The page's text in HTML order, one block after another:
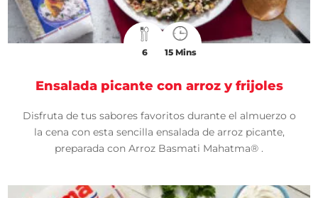
6 15 Mins
Ensalada picante con arroz y frijoles
Disfruta de tus sabores favoritos durante el almuerzo o
la cena con esta sencilla ensalada de arroz picante,
preparada con Arroz Basmati Mahatma® .